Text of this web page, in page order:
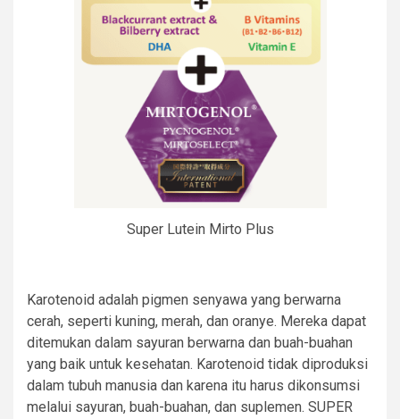
Super Lutein Mirto Plus
Karotenoid adalah pigmen senyawa yang berwarna
cerah, seperti kuning, merah, dan oranye. Mereka dapat
ditemukan dalam sayuran berwarna dan buah-buahan
yang baik untuk kesehatan. Karotenoid tidak diproduksi
dalam tubuh manusia dan karena itu harus dikonsumsi
melalui sayuran, buah-buahan, dan suplemen. SUPER